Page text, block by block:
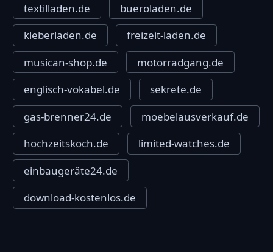
textilladen.de
bueroladen.de
kleberladen.de
freizeit-laden.de
musican-shop.de
motorradgang.de
englisch-vokabel.de
sekrete.de
gas-brenner24.de
moebelausverkauf.de
hochzeitskoch.de
limited-watches.de
einbaugeräte24.de
download-kostenlos.de